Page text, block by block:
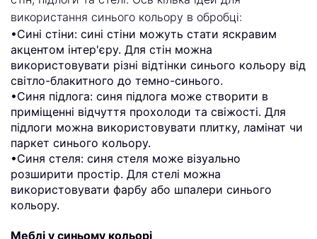
використання синього кольору в обробці:
•Сині стіни: сині стіни можуть стати яскравим
акцентом інтер'єру. Для стін можна
використовувати різні відтінки синього кольору від
світло-блакитного до темно-синього.
•Синя підлога: синя підлога може створити в
приміщенні відчуття прохолоди та свіжості. Для
підлоги можна використовувати плитку, ламінат чи
паркет синього кольору.
•Синя стеля: синя стеля може візуально
розширити простір. Для стелі можна
використовувати фарбу або шпалери синього
кольору.
Меблі у синьому кольорі